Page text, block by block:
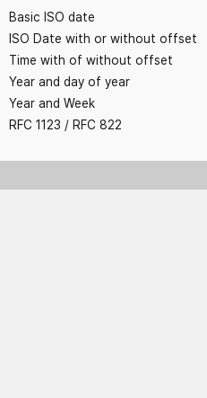
Basic ISO date
ISO Date with or without offset
Time with of without offset
Year and day of year
Year and Week
RFC 1123 / RFC 822